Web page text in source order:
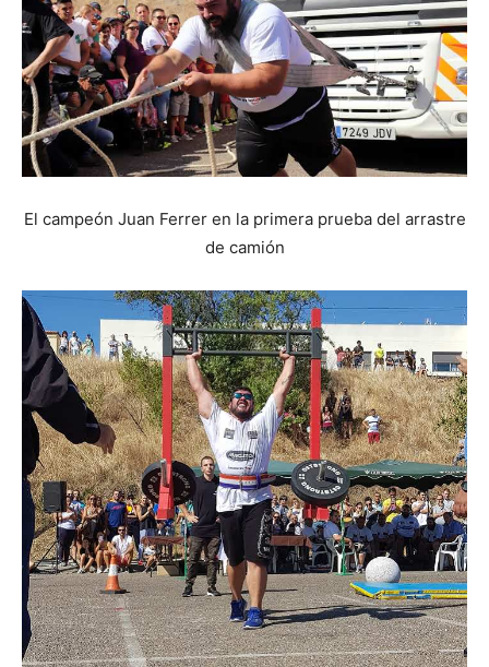
El campeón Juan Ferrer en la primera prueba del arrastre
de camión